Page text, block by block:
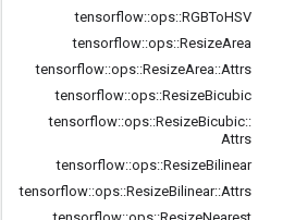
tensorflow::ops::RGBToHSV
tensorflow::ops::ResizeArea
tensorflow::ops::ResizeArea::Attrs
tensorflow::ops::ResizeBicubic
tensorflow::ops::ResizeBicubic::
Attrs
tensorflow::ops::ResizeBilinear
tensorflow::ops::ResizeBilinear::Attrs